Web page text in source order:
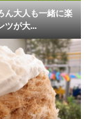
ん大人も一緒に楽
ツが大...